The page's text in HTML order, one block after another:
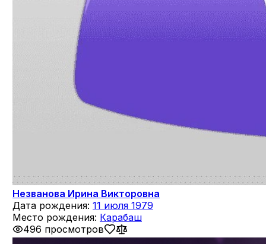
Незванова Ирина Викторовна
Дата рождения: 11 июля 1979
Место рождения: Карабаш
496 просмотров